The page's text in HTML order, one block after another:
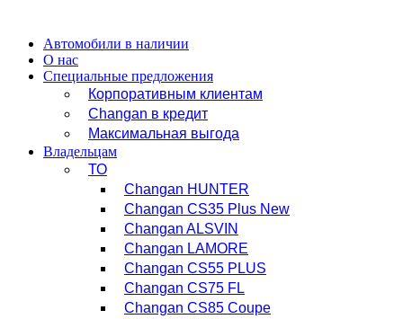
Автомобили в наличии
О нас
Специальные предложения
Корпоративным клиентам
Changan в кредит
Максимальная выгода
Владельцам
ТО
Changan HUNTER
Changan CS35 Plus New
Changan ALSVIN
Changan LAMORE
Changan CS55 PLUS
Changan CS75 FL
Changan CS85 Coupe